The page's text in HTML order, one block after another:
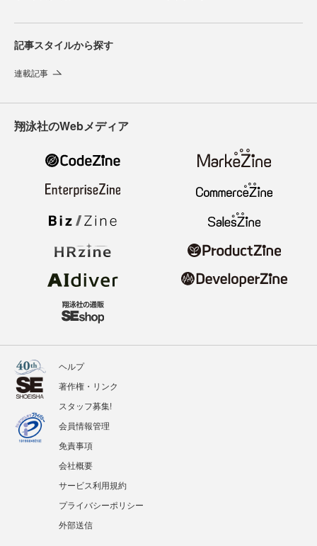
記事スタイルから探す
連載記事
翔泳社のWebメディア
ヘルプ
著作権・リンク
スタッフ募集!
会員情報管理
免責事項
会社概要
サービス利用規約
プライバシーポリシー
外部送信